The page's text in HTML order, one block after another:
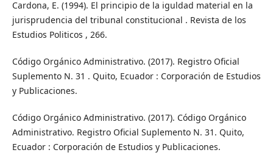
Cardona, E. (1994). El principio de la iguldad material en la
jurisprudencia del tribunal constitucional . Revista de los
Estudios Politicos , 266.
Código Orgánico Administrativo. (2017). Registro Oficial
Suplemento N. 31 . Quito, Ecuador : Corporación de Estudios
y Publicaciones.
Código Orgánico Administrativo. (2017). Código Orgánico
Administrativo. Registro Oficial Suplemento N. 31. Quito,
Ecuador : Corporación de Estudios y Publicaciones.